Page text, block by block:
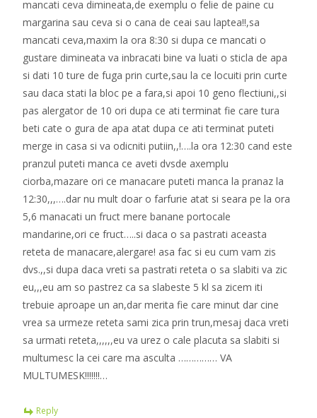
mancati ceva dimineata,de exemplu o felie de paine cu
margarina sau ceva si o cana de ceai sau laptea!!,sa
mancati ceva,maxim la ora 8:30 si dupa ce mancati o
gustare dimineata va inbracati bine va luati o sticla de apa
si dati 10 ture de fuga prin curte,sau la ce locuiti prin curte
sau daca stati la bloc pe a fara,si apoi 10 geno flectiuni,,si
pas alergator de 10 ori dupa ce ati terminat fie care tura
beti cate o gura de apa atat dupa ce ati terminat puteti
merge in casa si va odicniti putiin,,!….la ora 12:30 cand este
pranzul puteti manca ce aveti dvsde axemplu
ciorba,mazare ori ce manacare puteti manca la pranaz la
12:30,,,….dar nu mult doar o farfurie atat si seara pe la ora
5,6 manacati un fruct mere banane portocale
mandarine,ori ce fruct…..si daca o sa pastrati aceasta
reteta de manacare,alergare! asa fac si eu cum vam zis
dvs.,,si dupa daca vreti sa pastrati reteta o sa slabiti va zic
eu,,,eu am so pastrez ca sa slabeste 5 kl sa zicem iti
trebuie aproape un an,dar merita fie care minut dar cine
vrea sa urmeze reteta sami zica prin trun,mesaj daca vreti
sa urmati reteta,,,,,,eu va urez o cale placuta sa slabiti si
multumesc la cei care ma asculta …………… VA
MULTUMESK!!!!!!!…
Reply